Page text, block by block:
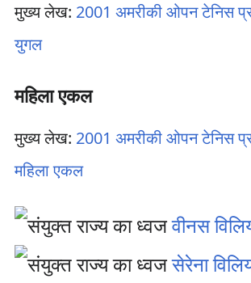
मुख्य लेख: 2001 अमरीकी ओपन टेनिस
युगल
महिला एकल
मुख्य लेख: 2001 अमरीकी ओपन टेनिस
महिला एकल
वीनस
सेरेना